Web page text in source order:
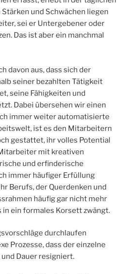
und Schwächen liegen
sei er Untergebener oder
Das ist aber ein manchmal
davon aus, dass sich der
seiner bezahlten Tätigkeit
seine Fähigkeiten und
Dabei übersehen wir einen
immer weiter automatisierte
ist es den Mitarbeitern
gestattet, ihr volles Potential
mit kreativen
und erfinderische
immer häufiger Erfüllung
Berufs, der Querdenken und
häufig gar nicht mehr
in ein formales Korsett zwängt.
durchlaufen
Prozesse, dass der einzelne
Dauer resigniert.